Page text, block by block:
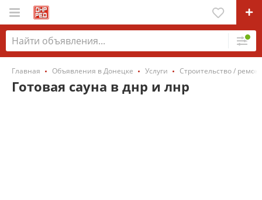
Главная Объявления в Донецке Услуги Строительство /
Готовая сауна в днр и лнр